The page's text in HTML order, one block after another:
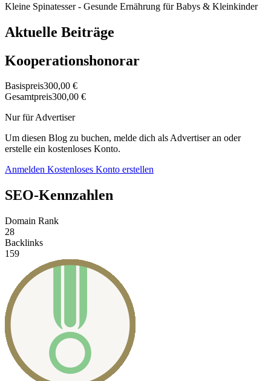
Kleine Spinatesser - Gesunde Ernährung für Babys & Kleinkinder
Aktuelle Beiträge
Kooperationshonorar
Basispreis300,00 €
Gesamtpreis300,00 €
Nur für Advertiser
Um diesen Blog zu buchen, melde dich als Advertiser an oder
erstelle ein kostenloses Konto.
Anmelden Kostenloses Konto erstellen
SEO-Kennzahlen
Domain Rank
28
Backlinks
159